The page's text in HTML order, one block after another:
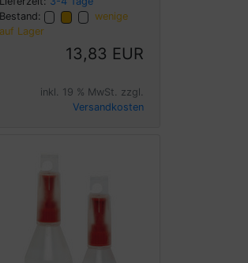
Bestand:
wenige
auf Lager
13,83 EUR
inkl. 19 % MwSt. zzgl.
Versandkosten